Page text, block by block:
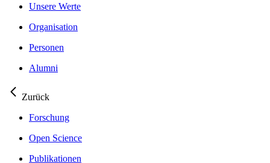
Unsere Werte
Organisation
Personen
Alumni
Zurück
Forschung
Open Science
Publikationen